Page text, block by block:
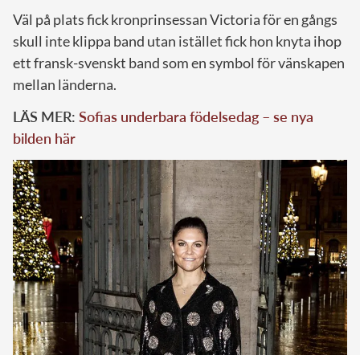
Väl på plats fick kronprinsessan Victoria för en gångs
skull inte klippa band utan istället fick hon knyta ihop
ett fransk-svenskt band som en symbol för vänskapen
mellan länderna.
LÄS MER: Sofias underbara födelsedag – se nya
bilden här